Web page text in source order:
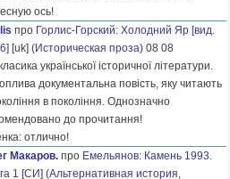
ось!
про Горлис-Горский: Холодний Яр [вид.
[uk] (Историческая проза) 08 08
української історичної літератури.
документальна повість, яку читають
в покоління. Однозначно
до прочитання!
отлично!
Макаров. про Емельянов: Камень 1993.
1 [СИ] (Альтернативная история,